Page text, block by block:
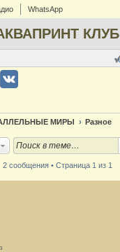
WhatsApp
КЛУБ
МИРЫ Разное
2 сообщения • Страница 1 из 1